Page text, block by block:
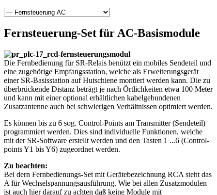
Fernsteuerung-Set für AC-Basismodule
Die Fernbedienung für SR-Relais benützt ein mobiles Sendeteil und
eine zugehörige Empfangsstation, welche als Erweiterungsgerät
einer SR-Basisstation auf Hutschiene montiert werden kann. Die zu
überbrückende Distanz beträgt je nach Örtlichkeiten etwa 100 Meter
und kann mit einer optional erhältlichen kabelgebundenen
Zusatzantenne auch bei schwierigen Verhältnissen optimiert werden.
Es können bis zu 6 sog. Control-Points am Transmitter (Sendeteil)
programmiert werden. Dies sind individuelle Funktionen, welche
mit der SR-Software erstellt werden und den Tasten 1 ...6 (Control-
points Y1 bis Y6) zugeordnet werden.
Zu beachten:
Bei dern Fernbedienungs-Set mit Gerätebezeichnung RCA steht das
A für Wechselspannungsausführung. Wie bei allen Zusatzmodulen
ist auch hier darauf zu achten daß keine Module mit